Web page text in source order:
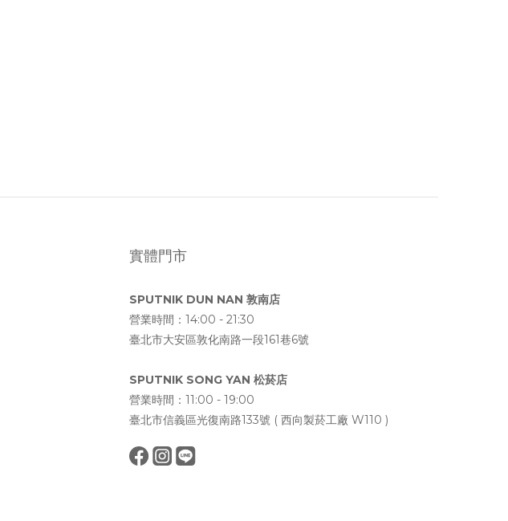
實體門市
SPUTNIK DUN NAN 敦南店
營業時間：14:00 - 21:30
臺北市大安區敦化南路一段161巷6號
SPUTNIK SONG YAN 松菸店
營業時間：11:00 - 19:00
臺北市信義區光復南路133號 ( 西向製菸工廠 W110 )